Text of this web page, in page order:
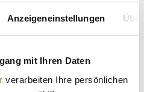
Anzeigeneinstellungen
mit Ihren Daten
verarbeiten Ihre persönlichen
zwischen
Nachname".
1600 Automaten mehr